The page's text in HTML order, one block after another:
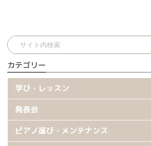
カテゴリー
学び・レッスン
発表会
ピアノ選び・メンテナンス